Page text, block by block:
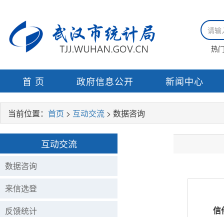
热
首 页 政府信息公开 新闻中心
当前位置： 首页 > 互动交流 > 数据咨询
互动交流
数据咨询
来信选登
反馈统计
信